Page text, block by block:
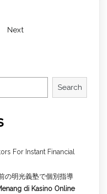
Next
Search
For Instant Financial
の明光義塾で個別指導
di Kasino Online